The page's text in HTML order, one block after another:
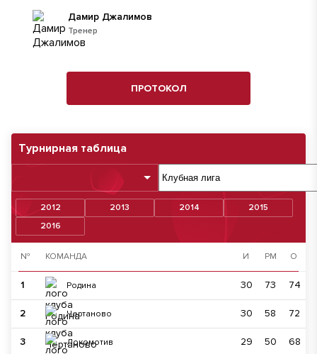
Турнирная таблица
2012 2013 2014
2015
2016
№ КОМАНДА И РМ О
1 Родина 30 73 74
2 Чертаново 30 58 72
3 Локомотив 29 50 68
Тренер
Дамир Джалимов
ПРОТОКОЛ